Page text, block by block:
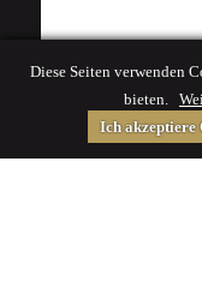
Diese Seiten verwenden
bieten.
Ich akzeptiere